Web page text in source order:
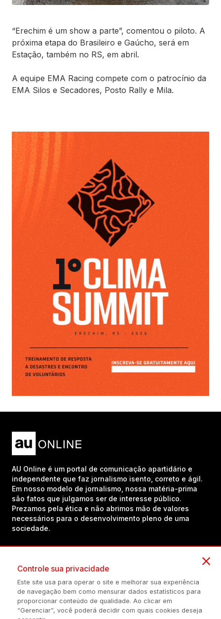
“Erechim é um show a parte”, comentou o piloto. A
próxima etapa do Brasileiro e Gaúcho, será em
Estação, também no RS, em abril.
A equipe EMA Racing compete com o patrocínio da
EMA Silos e Secadores, Posto Rally e Mila.
AU Online é um portal de comunicação apartidário e
independente que faz jornalismo isento, correto e ágil.
Em nosso modelo de jornalismo, nossa matéria-prima
são fatos que julgamos ser de interesse público.
Prezamos pela ética e não abrimos mão de valores
necessários para o desenvolvimento pleno de uma
sociedade.
(54) 98434-8385
Controle sua privacidade
Este site usa para operar o site e melhorar sua experiência
de navegação bem como mensurar dados estatísticos para
proporcionar conteúdo de qualidade. Ao clicar em
“Gerenciar”, você poderá decidir com quais cookies deseja